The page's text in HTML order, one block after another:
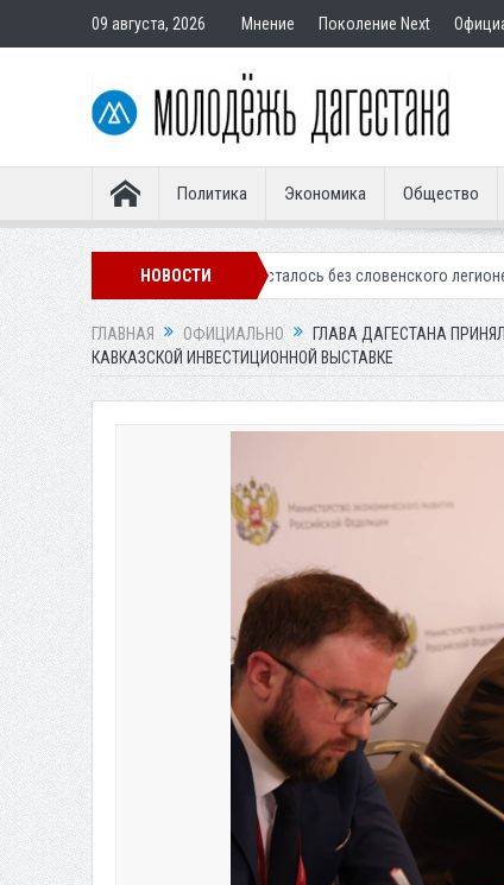
09 августа, 2026 Мнение Поколение Next
Политика Экономика Общество
НОВОСТИ
«Динамо» осталось без словенского легионера Вынесен
ГЛАВНАЯ ОФИЦИАЛЬНО
ГЛАВА ДАГЕСТАНА
КАВКАЗСКОЙ ИНВЕСТИЦИОННОЙ ВЫСТАВКЕ